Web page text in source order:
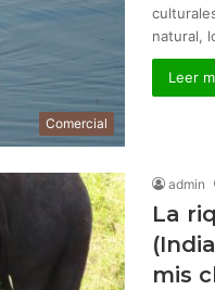
Comercial
natural,
Leer
admin
La
mis